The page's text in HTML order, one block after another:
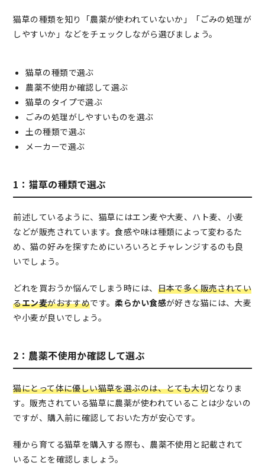
猫草の種類を知り「農薬が使われていないか」「ごみの処理が
しやすいか」などをチェックしながら選びましょう。
猫草の種類で選ぶ
農薬不使用か確認して選ぶ
猫草のタイプで選ぶ
ごみの処理がしやすいものを選ぶ
土の種類で選ぶ
メーカーで選ぶ
1：猫草の種類で選ぶ
前述しているように、猫草にはエン麦や大麦、ハト麦、小麦
などが販売されています。食感や味は種類によって変わるた
め、猫の好みを探すためにいろいろとチャレンジするのも良
いでしょう。
どれを買おうか悩んでしまう時には、 日本で多く販売されてい
るエン麦がおすすめです。柔らかい食感が好きな猫には、大麦
や小麦が良いでしょう。
2：農薬不使用か確認して選ぶ
猫にとって体に優しい猫草を選ぶのは、とても大切となりま
す。販売されている猫草に農薬が使われていることは少ないの
ですが、購入前に確認しておいた方が安心です。
種から育てる猫草を購入する際も、農薬不使用と記載されて
いることを確認しましょう。